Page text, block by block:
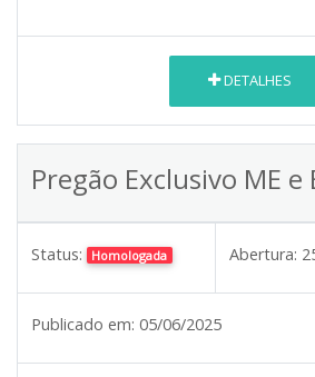
DETALHES
Pregão Exclusivo ME e
Status: Homologada Abertura:
Publicado em: 05/06/2025